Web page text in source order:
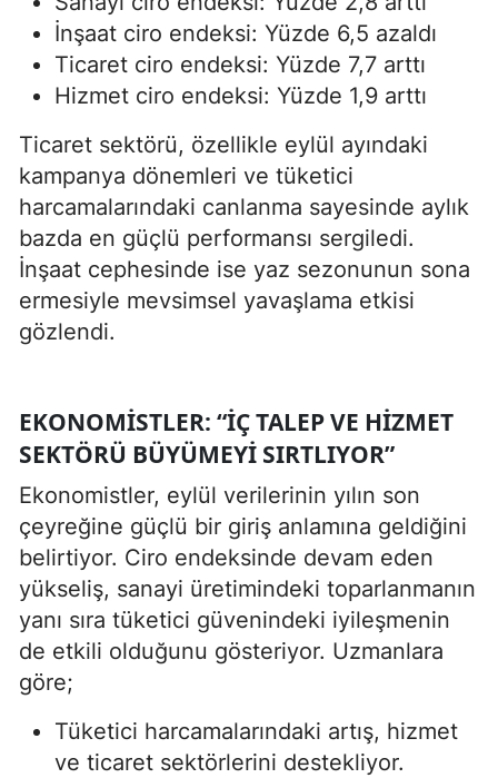
İnşaat ciro endeksi: Yüzde 6,5 azaldı
Ticaret ciro endeksi: Yüzde 7,7 arttı
Hizmet ciro endeksi: Yüzde 1,9 arttı
Ticaret sektörü, özellikle eylül ayındaki
kampanya dönemleri ve tüketici
harcamalarındaki canlanma sayesinde aylık
bazda en güçlü performansı sergiledi.
İnşaat cephesinde ise yaz sezonunun sona
ermesiyle mevsimsel yavaşlama etkisi
gözlendi.
EKONOMISTLER: “İÇ TALEP VE HIZMET
SEKTÖRÜ BÜYÜMEYI SIRTLIYOR”
Ekonomistler, eylül verilerinin yılın son
çeyreğine güçlü bir giriş anlamına geldiğini
belirtiyor. Ciro endeksinde devam eden
yükseliş, sanayi üretimindeki toparlanmanın
yanı sıra tüketici güvenindeki iyileşmenin
de etkili olduğunu gösteriyor. Uzmanlara
göre;
Tüketici harcamalarındaki artış, hizmet
ve ticaret sektörlerini destekliyor.